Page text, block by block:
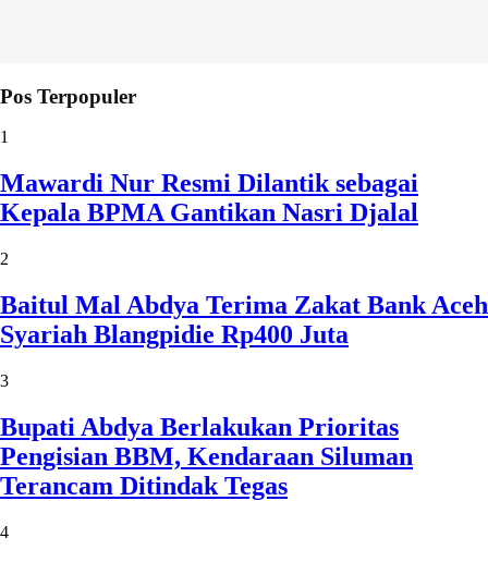
Pos Terpopuler
1
Mawardi Nur Resmi Dilantik sebagai
Kepala BPMA Gantikan Nasri Djalal
2
Baitul Mal Abdya Terima Zakat Bank Aceh
Syariah Blangpidie Rp400 Juta
3
Bupati Abdya Berlakukan Prioritas
Pengisian BBM, Kendaraan Siluman
Terancam Ditindak Tegas
4